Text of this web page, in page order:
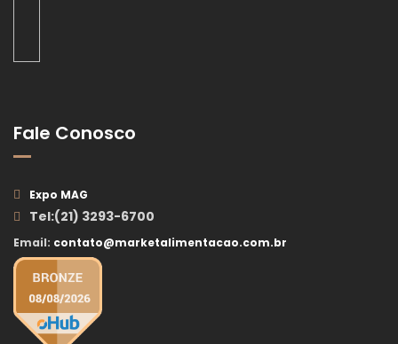
Fale Conosco
Expo MAG
Tel:(21) 3293-6700
Email: contato@marketalimentacao.com.br